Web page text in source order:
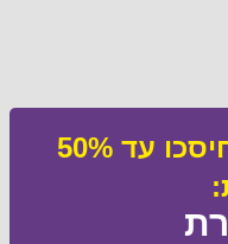
קבלו מבצעי SMS וחיסכו עד 50%